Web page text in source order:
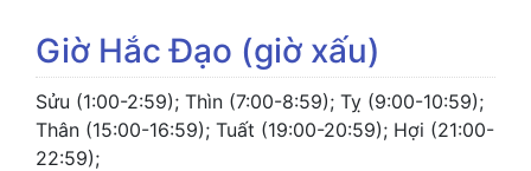
Giờ Hắc Đạo (giờ xấu)
Sửu (1:00-2:59); Thìn (7:00-8:59); Tỵ (9:00-10:59);
Thân (15:00-16:59); Tuất (19:00-20:59); Hợi (21:00-
22:59);